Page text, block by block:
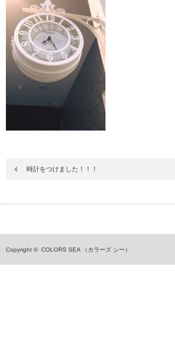
時計をつけました！！！
Copyright © COLORS SEA （カラーズ シー）